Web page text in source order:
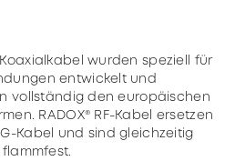
Koaxialkabel wurden speziell für
entwickelt und
vollständig den europäischen
RADOX® RF-Kabel ersetzen
Kabel und sind gleichzeitig